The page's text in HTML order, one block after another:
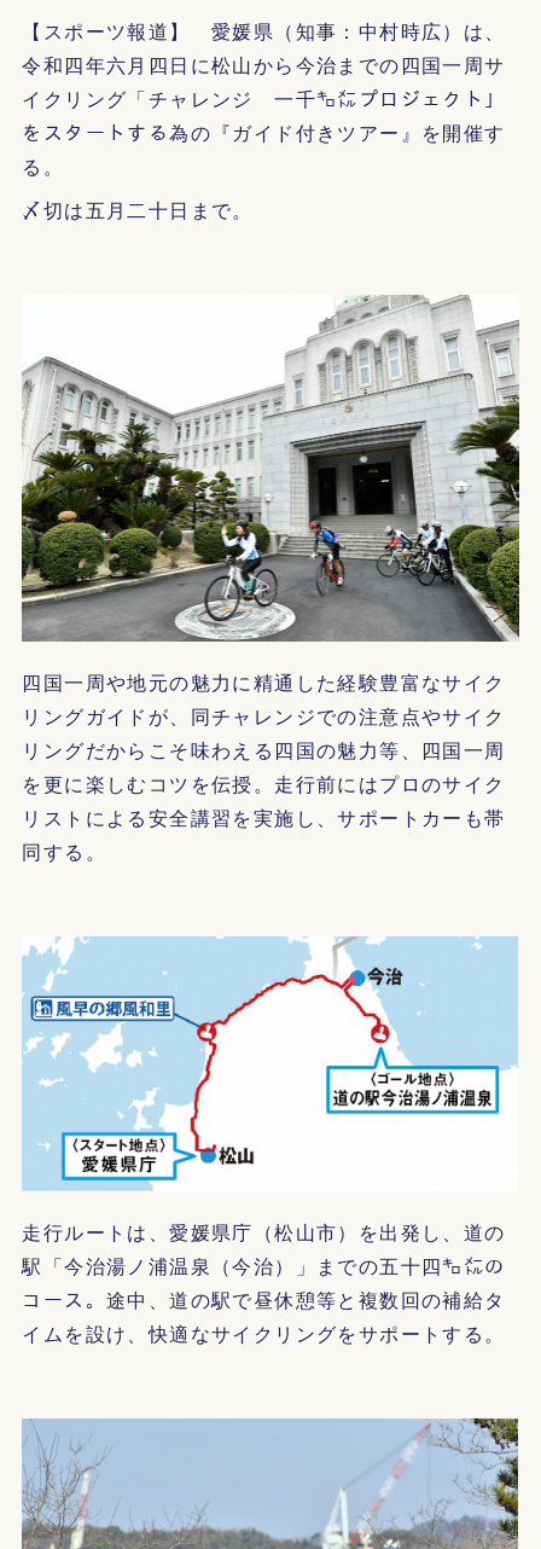
【スポーツ報道】 愛媛県（知事：中村時広）は、
令和四年六月四日に松山から今治までの四国一周サ
イクリング「チャレンジ 一千㌔㍍プロジェクト」
をスタートする為の『ガイド付きツアー』を開催す
る。
〆切は五月二十日まで。
四国一周や地元の魅力に精通した経験豊富なサイク
リングガイドが、同チャレンジでの注意点やサイク
リングだからこそ味わえる四国の魅力等、四国一周
を更に楽しむコツを伝授。走行前にはプロのサイク
リストによる安全講習を実施し、サポートカーも帯
同する。
走行ルートは、愛媛県庁（松山市）を出発し、道の
駅「今治湯ノ浦温泉（今治）」までの五十四㌔㍍の
コース。途中、道の駅で昼休憩等と複数回の補給タ
イムを設け、快適なサイクリングをサポートする。